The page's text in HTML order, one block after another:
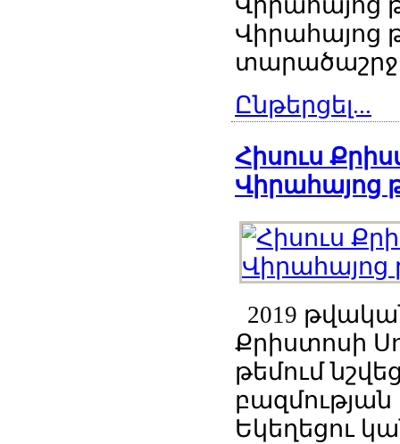
Վիրահայոց
Ընթերցել...
Հիսուս
Վիրահայոց
2019
Քրիստոսի
թեմում
Եկեղեցու